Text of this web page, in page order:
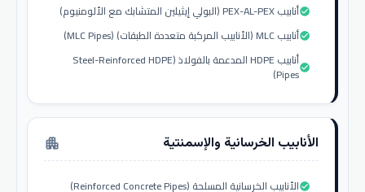
أنابيب PEX-AL-PEX (البولي إيثيلين المتشابك مع الألومنيوم)check_circle
أنابيب MLC (الأنابيب المركبة متعددة الطبقات) (MLC Pipes)check_circle
أنابيب HDPE المدعمة بالفولاذ (Steel-Reinforced HDPE
Pipes)check_circle
الأنابيب الخرسانية والإسمنتية apartment
الأنابيب الخرسانية المسلحة (Reinforced Concrete Pipes)check_circle